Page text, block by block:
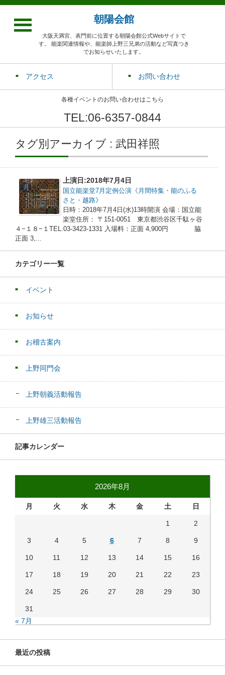
朝陽会館
大阪天満宮、表門前に位置する朝陽会館公式Webサイトで
す。 能楽関連情報や、能楽師上野三兄弟の活動など写真つき
でお知らせいたします。
アクセス お問い合わせ
各種イベントのお問い合わせはこちら
TEL:06-6357-0844
タグ別アーカイブ : 武田祥照
上演日:2018年7月4日
国立能楽堂7月定例公演《月間特集・能のふる
さと・越路》
日時：2018年7月4日(水)13時開演 会場：国立能
楽堂住所： 〒151-0051 東京都渋谷区千駄ヶ谷
４−１８−１TEL.03-3423-1331 入場料：正面 4,900円 脇
正面 3,...
カテゴリー一覧
イベント
お知らせ
お稽古案内
上野同門会
上野朝義活動報告
上野雄三活動報告
記事カレンダー
2026年8月
月 火 水 木 金 土 日
1 2
3 4 5 6 7 8 9
10 11 12 13 14 15 16
17 18 19 20 21 22 23
24 25 26 27 28 29 30
31
« 7月
最近の投稿